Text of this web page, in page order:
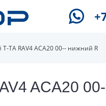
TA RAV4 ACA20 00-- нижний R
ACA20